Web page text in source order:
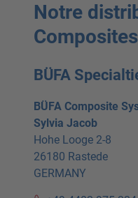
Notre
BÜFA
BÜFA Composite
Sylvia Jacob
Hohe Looge 2-8
26180 Rastede
GERMANY